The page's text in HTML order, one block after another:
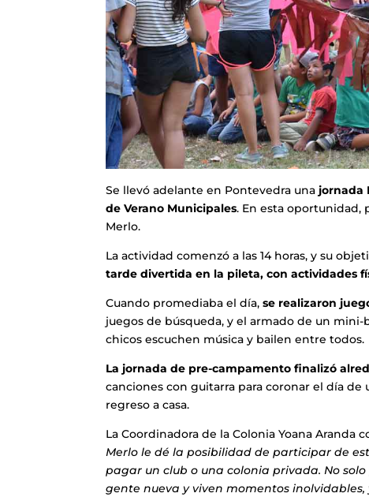
Se llevó adelante en Pontevedra una jornada
de Verano Municipales. En esta oportunidad,
Merlo.
La actividad comenzó a las 14 horas, y su
tarde divertida en la pileta, con actividades
Cuando promediaba el día,se realizaron
juegos de búsqueda, y el armado de un
chicos escuchen música y bailen entre todos.
La jornada de pre-campamento finalizó
canciones con guitarra para coronar el día
regreso a casa.
La Coordinadora de la Colonia Yoana Aranda
Merlo le dé la posibilidad de participar de
pagar un club o una colonia privada. No
gente nueva y viven momentos